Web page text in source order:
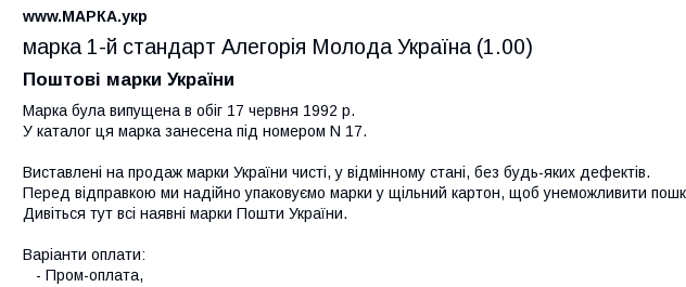
www.МАРКА.укр
марка 1-й стандарт Алегорія Молода Україна (1.00)
Поштові марки України
Марка була випущена в обіг 17 червня 1992 р.
У каталог ця марка занесена під номером N 17.
Виставлені на продаж марки України чисті, у відмінному стані, без будь-яких дефектів.
Перед відправкою ми надійно упаковуємо марки у щільний картон, щоб унеможливити
Дивіться тут всі наявні марки Пошти України.
Варіанти оплати:
- Пром-оплата,